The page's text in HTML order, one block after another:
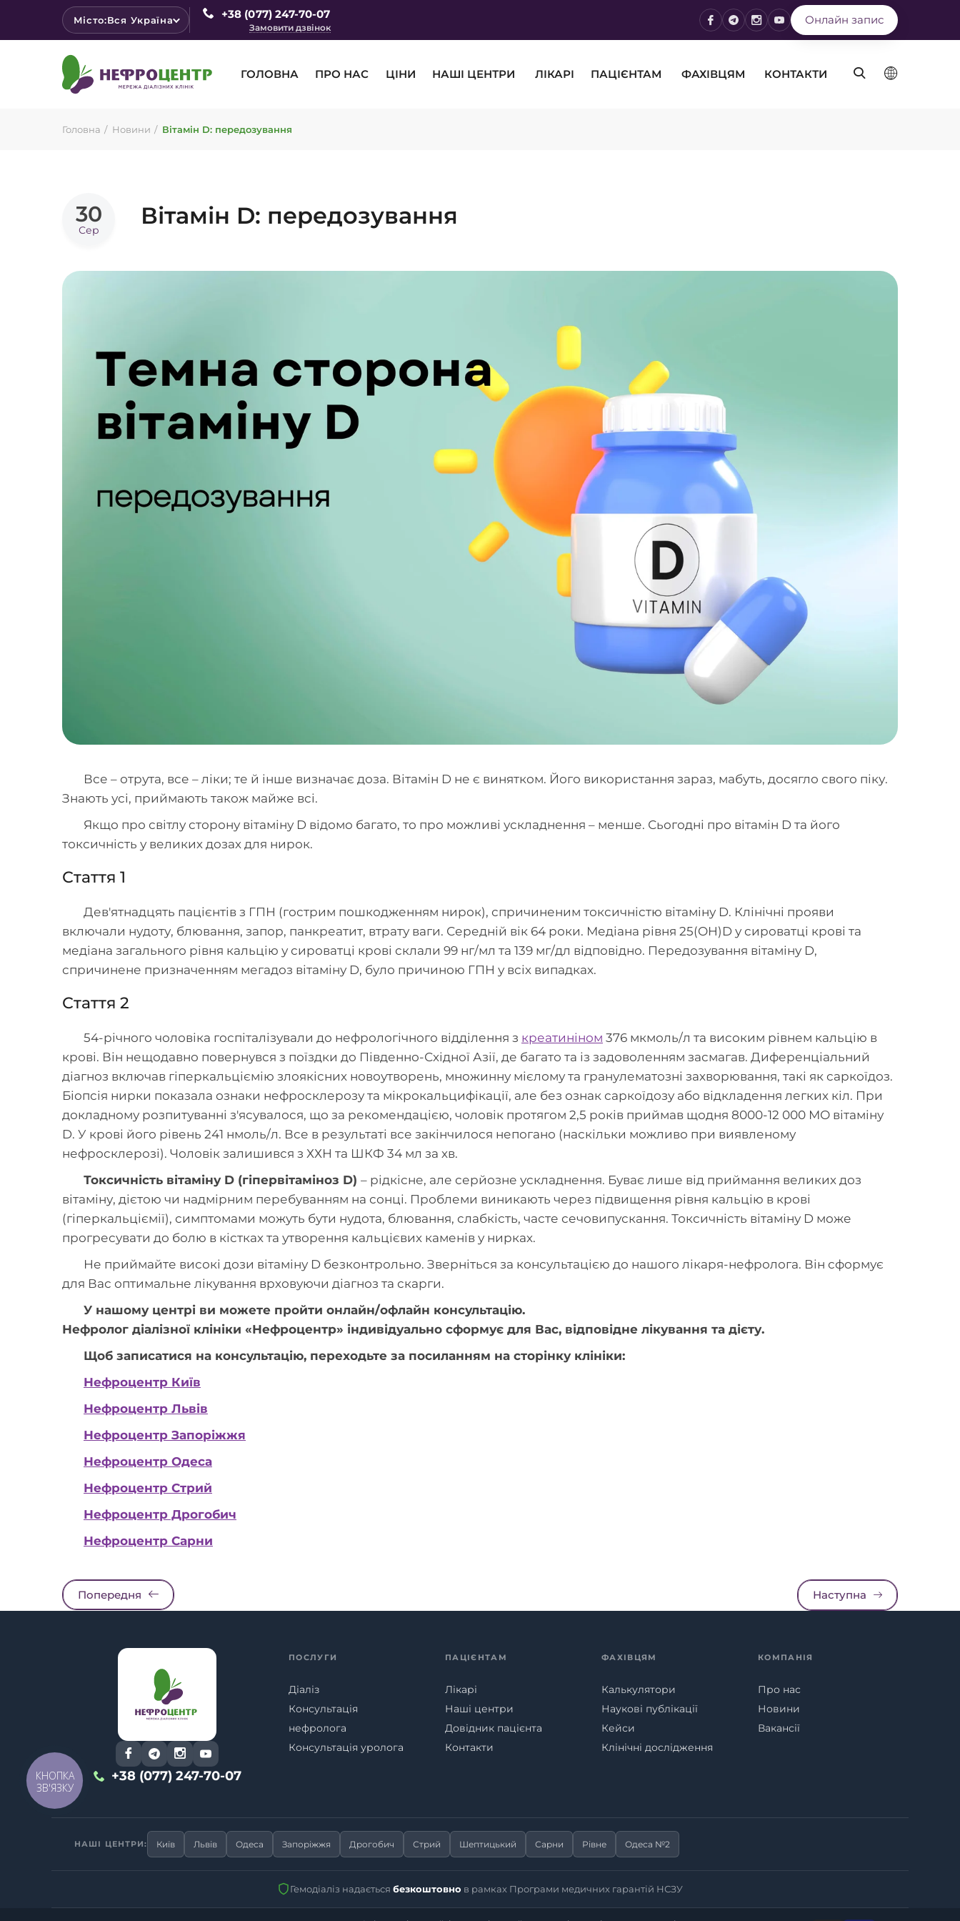
Місто:Вся Україна +38 (077) 247-70-07
Замовити дзвінок
Онлайн запис
ГОЛОВНА ПРО НАС ЦІНИ НАШІ ЦЕНТРИ ЛІКАРІ ПАЦІЄНТАМ ФАХІВЦЯМ КОНТАКТИ
Головна Новини Вітамін D: передозування
30
Сер
Вітамін D: передозування
Все – отрута, все – ліки; те й інше визначає доза. Вітамін D не є винятком. Його використання зараз, мабуть, досягло свого піку.
Знають усі, приймають також майже всі.
Якщо про світлу сторону вітаміну D відомо багато, то про можливі ускладнення – менше. Сьогодні про вітамін D та його
токсичність у великих дозах для нирок.
Стаття 1
Дев'ятнадцять пацієнтів з ГПН (гострим пошкодженням нирок), спричиненим токсичністю вітаміну D. Клінічні прояви
включали нудоту, блювання, запор, панкреатит, втрату ваги. Середній вік 64 роки. Медіана рівня 25(OH)D у сироватці крові та
медіана загального рівня кальцію у сироватці крові склали 99 нг/мл та 139 мг/дл відповідно. Передозування вітаміну D,
спричинене призначенням мегадоз вітаміну D, було причиною ГПН у всіх випадках.
Стаття 2
54-річного чоловіка госпіталізували до нефрологічного відділення з креатиніном 376 мкмоль/л та високим рівнем кальцію в
крові. Він нещодавно повернувся з поїздки до Південно-Східної Азії, де багато та із задоволенням засмагав. Диференціальний
діагноз включав гіперкальціємію злоякісних новоутворень, множинну мієлому та гранулематозні захворювання, такі як саркоїдоз.
Біопсія нирки показала ознаки нефросклерозу та мікрокальцифікації, але без ознак саркоїдозу або відкладення легких кіл. При
докладному розпитуванні з'ясувалося, що за рекомендацією, чоловік протягом 2,5 років приймав щодня 8000-12 000 МО вітаміну
D. У крові його рівень 241 нмоль/л. Все в результаті все закінчилося непогано (наскільки можливо при виявленому
нефросклерозі). Чоловік залишився з ХХН та ШКФ 34 мл за хв.
Токсичність вітаміну D (гіпервітаміноз D) – рідкісне, але серйозне ускладнення. Буває лише від приймання великих доз
вітаміну, дієтою чи надмірним перебуванням на сонці. Проблеми виникають через підвищення рівня кальцію в крові
(гіперкальціємії), симптомами можуть бути нудота, блювання, слабкість, часте сечовипускання. Токсичність вітаміну D може
прогресувати до болю в кістках та утворення кальцієвих каменів у нирках.
Не приймайте високі дози вітаміну D безконтрольно. Зверніться за консультацією до нашого лікаря-нефролога. Він сформує
для Вас оптимальне лікування врховуючи діагноз та скарги.
У нашому центрі ви можете пройти онлайн/офлайн консультацію.
Нефролог діалізної клініки «Нефроцентр» індивідуально сформує для Вас, відповідне лікування та дієту.
Щоб записатися на консультацію, переходьте за посиланням на сторінку клініки:
Нефроцентр Київ
Нефроцентр Львів
Нефроцентр Запоріжжя
Нефроцентр Одеса
Нефроцентр Стрий
Нефроцентр Дрогобич
Нефроцентр Сарни
Попередня Наступна
+38 (077) 247-70-07
ПОСЛУГИ
Діаліз
Консультація
нефролога
Консультація уролога
ПАЦІЄНТАМ
Лікарі
Наші центри
Довідник пацієнта
Контакти
ФАХІВЦЯМ
Калькулятори
Наукові публікації
Кейси
Клінічні дослідження
КОМПАНІЯ
Про нас
Новини
Вакансії
НАШІ ЦЕНТРИ: Київ Львів Одеса Запоріжжя Дрогобич Стрий Шептицький Сарни Рівне Одеса №2
Гемодіаліз надається безкоштовно в рамках Програми медичних гарантій НСЗУ
КНОПКА
ЗВ'ЯЗКУ